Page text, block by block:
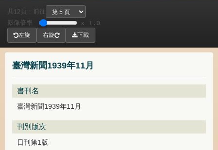
臺灣新聞1939年11月
書刊名
臺灣新聞1939年11月
刊別版次
日刊第1版
共 12頁， 前往
影像倍率
x 1.0
左旋 右旋 下載